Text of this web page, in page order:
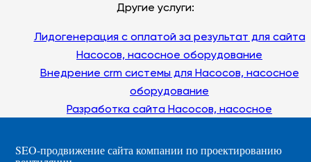
Создание и продвижение сайта saz-spec.ru
Создание и продвижение сайта french-lesson.ru
Создание и продвижение сайта наркологической клиники
SEO продвижение лаборатории
SEO-продвижение сайта компании по проектированию
Другие услуги:
Лидогенерация с оплатой за результат для сайта
Насосов, насосное оборудование
Внедрение crm системы для Насосов, насосное
оборудование
Разработка сайта Насосов, насосное
Настройка и ведение контекстной рекламы для